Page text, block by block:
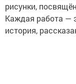
рисунки,
Каждая работа —
история,